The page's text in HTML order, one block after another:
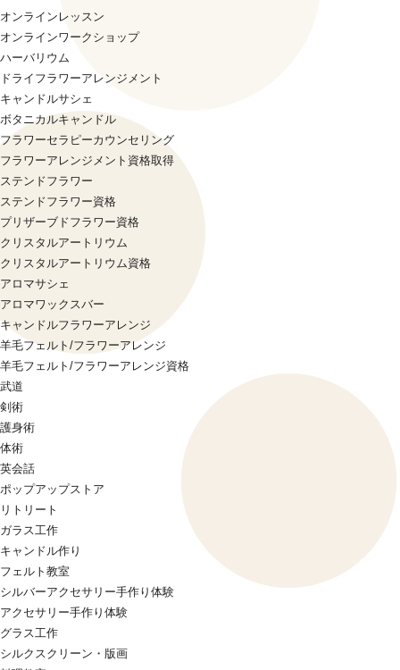
オンラインレッスン
オンラインワークショップ
ハーバリウム
ドライフラワーアレンジメント
キャンドルサシェ
ボタニカルキャンドル
フラワーセラピーカウンセリング
フラワーアレンジメント資格取得
ステンドフラワー
ステンドフラワー資格
プリザーブドフラワー資格
クリスタルアートリウム
クリスタルアートリウム資格
アロマサシェ
アロマワックスバー
キャンドルフラワーアレンジ
羊毛フェルト/フラワーアレンジ
羊毛フェルト/フラワーアレンジ資格
武道
剣術
護身術
体術
英会話
ポップアップストア
リトリート
ガラス工作
キャンドル作り
フェルト教室
シルバーアクセサリー手作り体験
アクセサリー手作り体験
グラス工作
シルクスクリーン・版画